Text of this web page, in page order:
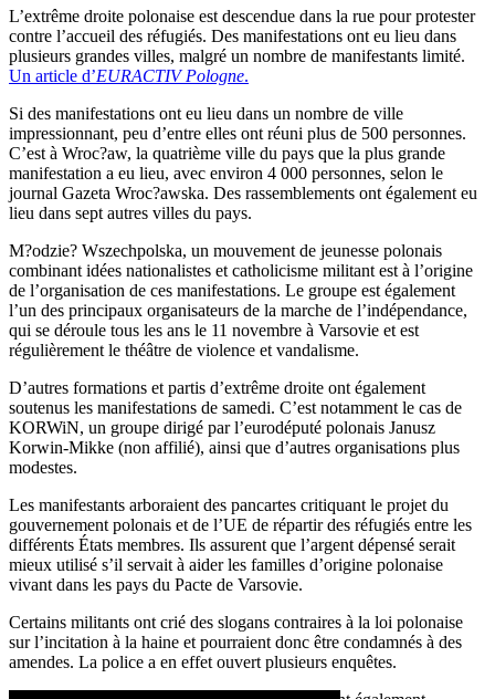
L’extrême droite polonaise est descendue dans la rue pour protester
contre l’accueil des réfugiés. Des manifestations ont eu lieu dans
plusieurs grandes villes, malgré un nombre de manifestants limité.
Un article d’EURACTIV Pologne.
Si des manifestations ont eu lieu dans un nombre de ville
impressionnant, peu d’entre elles ont réuni plus de 500 personnes.
C’est à Wroc?aw, la quatrième ville du pays que la plus grande
manifestation a eu lieu, avec environ 4 000 personnes, selon le
journal Gazeta Wroc?awska. Des rassemblements ont également eu
lieu dans sept autres villes du pays.
M?odzie? Wszechpolska, un mouvement de jeunesse polonais
combinant idées nationalistes et catholicisme militant est à l’origine
de l’organisation de ces manifestations. Le groupe est également
l’un des principaux organisateurs de la marche de l’indépendance,
qui se déroule tous les ans le 11 novembre à Varsovie et est
régulièrement le théâtre de violence et vandalisme.
D’autres formations et partis d’extrême droite ont également
soutenus les manifestations de samedi. C’est notamment le cas de
KORWiN, un groupe dirigé par l’eurodéputé polonais Janusz
Korwin-Mikke (non affilié), ainsi que d’autres organisations plus
modestes.
Les manifestants arboraient des pancartes critiquant le projet du
gouvernement polonais et de l’UE de répartir des réfugiés entre les
différents États membres. Ils assurent que l’argent dépensé serait
mieux utilisé s’il servait à aider les familles d’origine polonaise
vivant dans les pays du Pacte de Varsovie.
Certains militants ont crié des slogans contraires à la loi polonaise
sur l’incitation à la haine et pourraient donc être condamnés à des
amendes. La police a en effet ouvert plusieurs enquêtes.